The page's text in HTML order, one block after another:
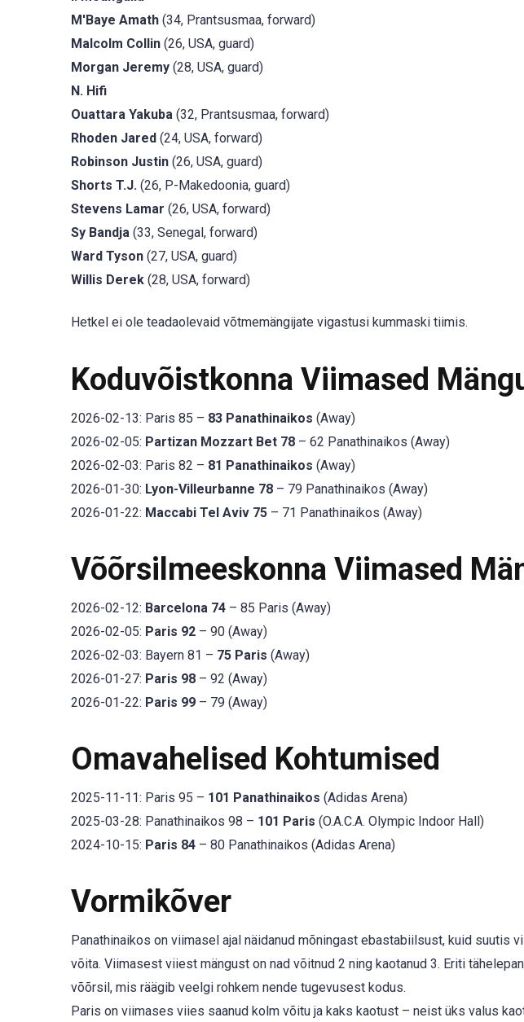
M'Baye Amath (34, Prantsusmaa, forward)
Malcolm Collin (26, USA, guard)
Morgan Jeremy (28, USA, guard)
N. Hifi
Ouattara Yakuba (32, Prantsusmaa, forward)
Rhoden Jared (24, USA, forward)
Robinson Justin (26, USA, guard)
Shorts T.J. (26, P-Makedoonia, guard)
Stevens Lamar (26, USA, forward)
Sy Bandja (33, Senegal, forward)
Ward Tyson (27, USA, guard)
Willis Derek (28, USA, forward)
Hetkel ei ole teadaolevaid võtmemängijate vigastusi kummaski tiimis.
Koduvõistkonna Viimased
2026-02-13: Paris 85 – 83 Panathinaikos (Away)
2026-02-05: Partizan Mozzart Bet 78 – 62 Panathinaikos (Away)
2026-02-03: Paris 82 – 81 Panathinaikos (Away)
2026-01-30: Lyon-Villeurbanne 78 – 79 Panathinaikos (Away)
2026-01-22: Maccabi Tel Aviv 75 – 71 Panathinaikos (Away)
Võõrsilmeeskonna Viimased
2026-02-12: Barcelona 74 – 85 Paris (Away)
2026-02-05: Paris 92 – 90 (Away)
2026-02-03: Bayern 81 – 75 Paris (Away)
2026-01-27: Paris 98 – 92 (Away)
2026-01-22: Paris 99 – 79 (Away)
Omavahelised Kohtumised
2025-11-11: Paris 95 – 101 Panathinaikos (Adidas Arena)
2025-03-28: Panathinaikos 98 – 101 Paris (O.A.C.A. Olympic Indoor Hall)
2024-10-15: Paris 84 – 80 Panathinaikos (Adidas Arena)
Vormikõver
Panathinaikos on viimasel ajal näidanud mõningast ebastabiilsust, kuid suutis
võita. Viimasest viiest mängust on nad võitnud 2 ning kaotanud 3. Eriti
võõrsil, mis räägib veelgi rohkem nende tugevusest kodus.
Paris on viimases viies saanud kolm võitu ja kaks kaotust – neist üks valus